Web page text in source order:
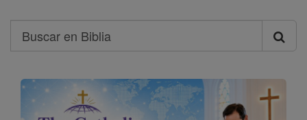
Search
Buscar
en
Biblia